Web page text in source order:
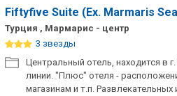
Fiftyfive Suite (Ex. Marmaris
Турция , Мармарис - центр
3 звезды
Центральный отель, находится в
линии. "Плюс" отеля -
магазинам и т.п.